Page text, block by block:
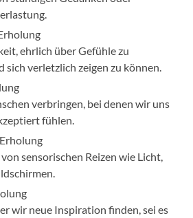
ehrlich über Gefühle zu
sich verletzlich zeigen zu können.
verbringen, bei denen wir uns
fühlen.
sensorischen Reizen wie Licht,
wir neue Inspiration finden, sei es